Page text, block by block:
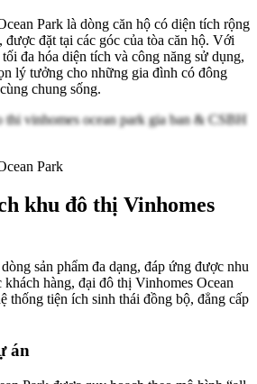
Park là dòng căn hộ có diện tích rộng
đặt tại các góc của tòa căn hộ. Với
đa hóa diện tích và công năng sử dụng,
lý tưởng cho những gia đình có đông
chung sống.
Park
khu đô thị Vinhomes
sản phẩm đa dạng, đáp ứng được nhu
khách hàng, đại đô thị Vinhomes Ocean
thống tiện ích sinh thái đồng bộ, đẳng cấp
án